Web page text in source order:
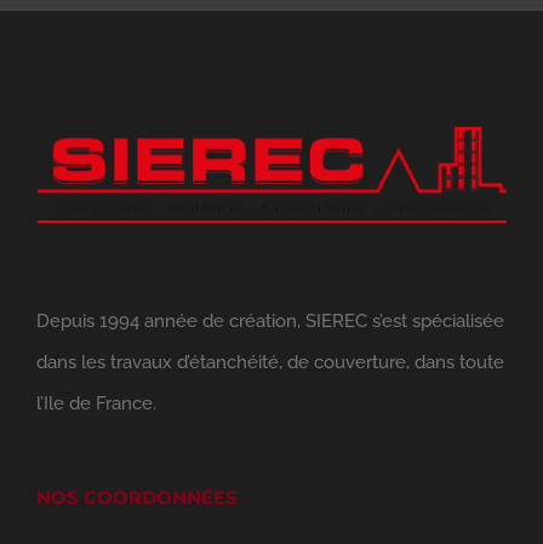
Depuis 1994 année de création, SIEREC s’est spécialisée
dans les travaux d’étanchéité, de couverture, dans toute
l’Ile de France.
NOS COORDONNÉES